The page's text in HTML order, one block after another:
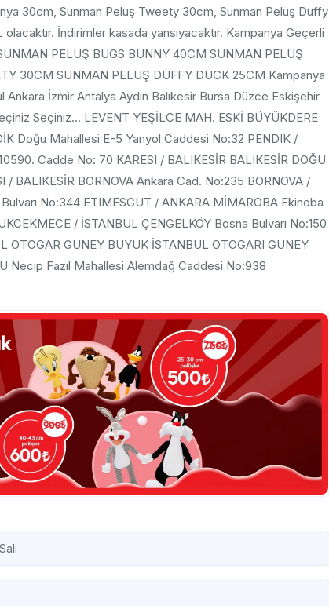
30cm, Sunman Peluş Tweety 30cm, Sunman Peluş Duffy
İndirimler kasada yansıyacaktır. Kampanya Geçerli
PELUŞ BUGS BUNNY 40CM SUNMAN PELUŞ
30CM SUNMAN PELUŞ DUFFY DUCK 25CM Kampanya
İzmir Antalya Aydın Balıkesir Bursa Düzce Eskişehir
Seçiniz... LEVENT YEŞİLCE MAH. ESKİ BÜYÜKDERE
Doğu Mahallesi E-5 Yanyol Caddesi No:32 PENDIK /
Cadde No: 70 KARESI / BALIKESİR BALIKESİR DOĞU
BALIKESİR BORNOVA Ankara Cad. No:235 BORNOVA /
No:344 ETIMESGUT / ANKARA MİMAROBA Ekinoba
/ İSTANBUL ÇENGELKÖY Bosna Bulvarı No:150
GÜNEY BÜYÜK İSTANBUL OTOGARI GÜNEY
Necip Fazıl Mahallesi Alemdağ Caddesi No:938